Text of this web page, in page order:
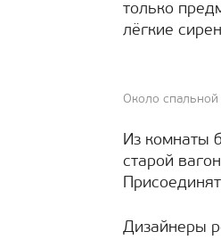
только
лёгкие
Около спальной
Из комнаты
старой
Дизайнеры